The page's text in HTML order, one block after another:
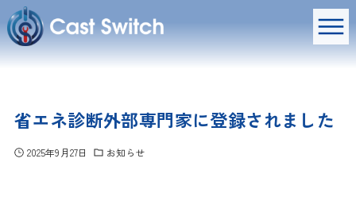
省エネ診断外部専門家に登録されました
2025年9月27日 お知らせ